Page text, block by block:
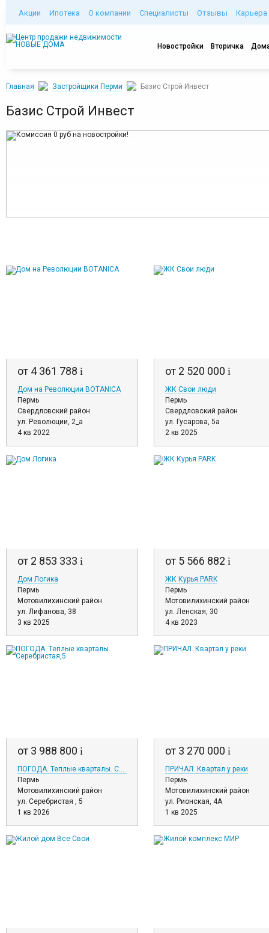
Акции Ипотека О компании Специалисты Отзывы Карьера
Новостройки Вторичка
Главная Застройщики Перми Базис Строй Инвест
Базис Строй Инвест
от 4 361 788 i
Дом на Революции BOTANICA
Пермь
Свердловский район
ул. Революции, 2_а
4 кв 2022
от 2 520 000 i
ЖК Свои люди
Пермь
Свердловский район
ул. Гусарова, 5а
2 кв 2025
от 2 853 333 i
Дом Логика
Пермь
Мотовилихинский район
ул. Лифанова, 38
3 кв 2025
от 5 566 882 i
ЖК Курья PARK
Пермь
Мотовилихинский район
ул. Ленская, 30
4 кв 2023
от 3 988 800 i
ПОГОДА. Теплые кварталы. Серебристая,5
Пермь
Мотовилихинский район
ул. Серебристая , 5
1 кв 2026
от 3 270 000 i
ПРИЧАЛ. Квартал у реки
Пермь
Мотовилихинский район
ул. Рионская, 4А
1 кв 2025